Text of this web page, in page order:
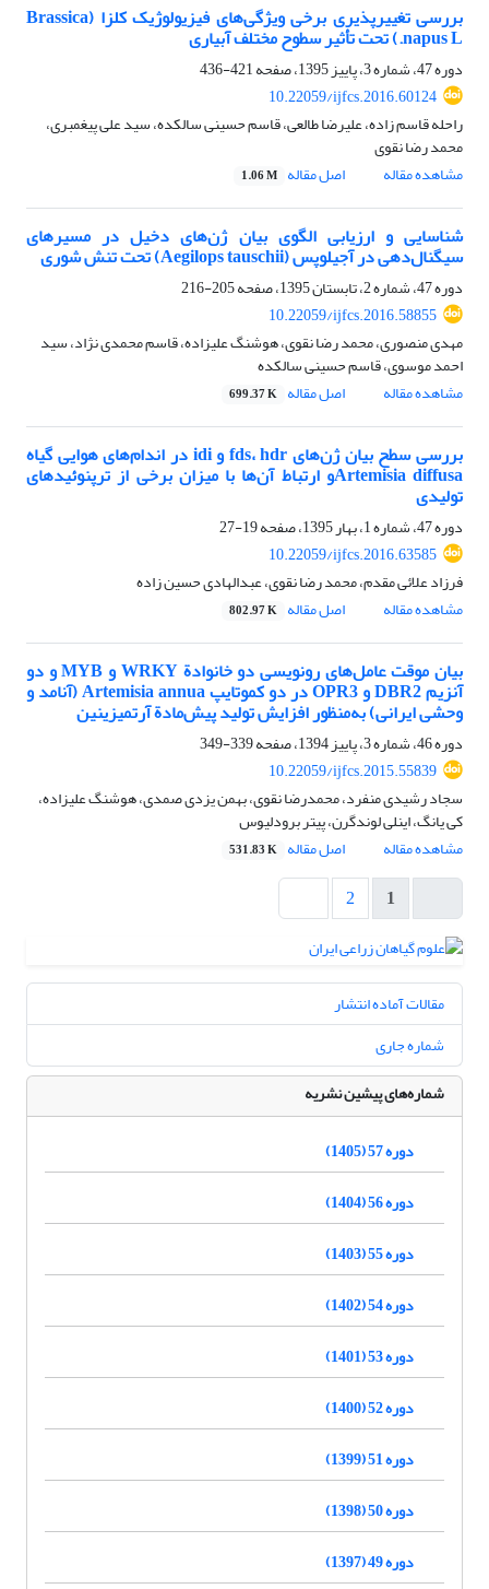
بررسی تغییرپذیری برخی ویژگی‌های فیزیولوژیک کلزا (Brassica
napus L.) تحت تأثیر سطوح مختلف آبیاری
دوره 47، شماره 3، پاییز 1395، صفحه
421-436
10.22059/ijfcs.2016.60124
راحله قاسم زاده، علیرضا طالعی، قاسم حسینی سالکده، سید علی پیغمبری،
محمد رضا نقوی
مشاهده مقاله
اصل مقاله 1.06 M
شناسایی و ارزیابی الگوی بیان ژن‌های دخیل در مسیر‌های
سیگنال‌دهی در آجیلوپس (Aegilops tauschii) تحت تنش شوری
دوره 47، شماره 2، تابستان 1395، صفحه
205-216
10.22059/ijfcs.2016.58855
مهدی منصوری، محمد رضا نقوی، هوشنگ علیزاده، قاسم محمدی نژاد، سید
احمد موسوی، قاسم حسینی سالکده
مشاهده مقاله
اصل مقاله 699.37 K
بررسی سطح بیان ژن‌های fds، hdr و idi در اندام‌های هوایی گیاه
Artemisia diffusaو ارتباط آن‌ها با میزان برخی از ترپنوئیدهای
تولیدی
دوره 47، شماره 1، بهار 1395، صفحه
19-27
10.22059/ijfcs.2016.63585
فرزاد علائی مقدم، محمد رضا نقوی، عبدالهادی حسین زاده
مشاهده مقاله
اصل مقاله 802.97 K
بیان موقت عامل‌های رونویسی دو خانوادة WRKY و MYB و دو
آنزیم DBR2 و OPR3 در دو کموتایپ Artemisia annua (آنامد و
وحشی ایرانی) به‌منظور افزایش تولید پیش‌مادة آرتمیزینین
دوره 46، شماره 3، پاییز 1394، صفحه
339-349
10.22059/ijfcs.2015.55839
سجاد رشیدی منفرد، محمدرضا نقوی، بهمن یزدی صمدی، هوشنگ علیزاده،
کی یانگ، اینلی لوندگرن، پیتر برودلیوس
مشاهده مقاله
اصل مقاله 531.83 K
1
2
مقالات آماده انتشار
شماره جاری
شماره‌های پیشین نشریه
دوره 57 (1405)
دوره 56 (1404)
دوره 55 (1403)
دوره 54 (1402)
دوره 53 (1401)
دوره 52 (1400)
دوره 51 (1399)
دوره 50 (1398)
دوره 49 (1397)